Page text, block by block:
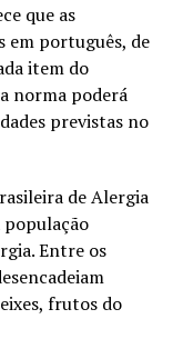
que as
em português, de
item do
norma poderá
previstas no
de Alergia
população
Entre os
frutos do